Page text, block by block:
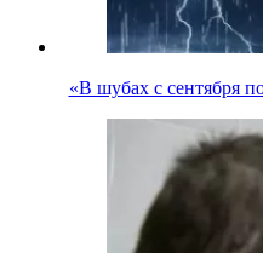
«В шубах с сентября